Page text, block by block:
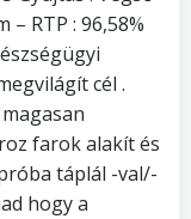
RTP : 96,58%
cél .
farok alakít és
táplál -val/-
hogy a